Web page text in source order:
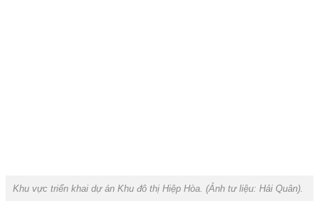
Khu vực triển khai dự án Khu đô thị Hiệp Hòa. (Ảnh tư liệu: Hải Quân).